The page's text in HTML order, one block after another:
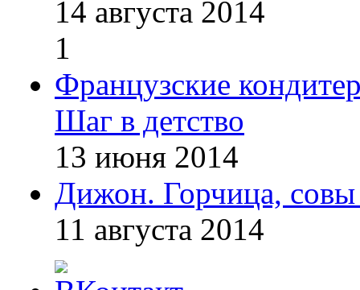
14 августа 2014
1
Французские
Шаг в детство
13 июня 2014
Дижон. Горчица, совы
11 августа 2014